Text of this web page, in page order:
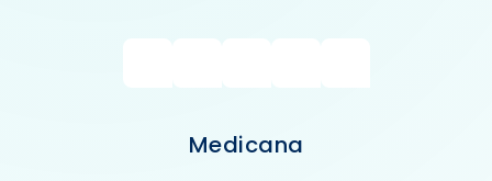
Medicana